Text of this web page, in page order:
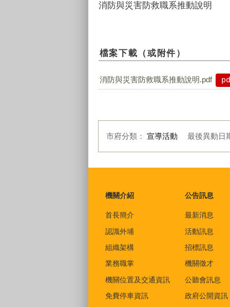
消防與災害防救職系推動說明
檔案下載（或附件）
消防與災害防救職系推動說明.pdf
市府分類： 宣導活動 最後異動日
機關介紹
首長簡介
認識外埔
組織架構
業務職掌
機關位置及交通資訊
免費停車資訊
公告訊息
最新消息
活動訊息
招標訊息
機關徵才
公聽會訊息
政府公開資訊